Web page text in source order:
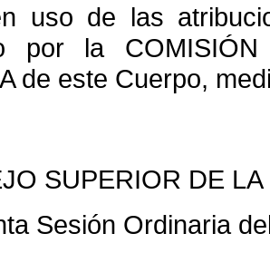
uso de las
por la
de este Cuerpo,
SUPERIOR DE
Sesión Ordinaria